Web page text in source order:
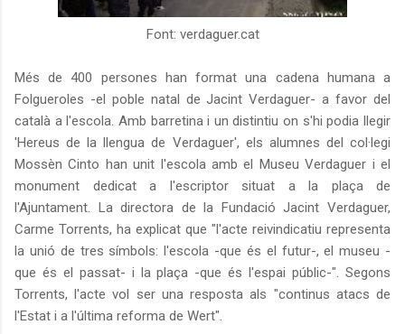
Font: verdaguer.cat
Més de 400 persones han format una cadena humana a
Folgueroles -el poble natal de Jacint Verdaguer- a favor del
català a l'escola. Amb barretina i un distintiu on s'hi podia llegir
'Hereus de la llengua de Verdaguer', els alumnes del col·legi
Mossèn Cinto han unit l'escola amb el Museu Verdaguer i el
monument dedicat a l'escriptor situat a la plaça de
l'Ajuntament. La directora de la Fundació Jacint Verdaguer,
Carme Torrents, ha explicat que "l'acte reivindicatiu representa
la unió de tres símbols: l'escola -que és el futur-, el museu -
que és el passat- i la plaça -que és l'espai públic-". Segons
Torrents, l'acte vol ser una resposta als "continus atacs de
l'Estat i a l'última reforma de Wert".